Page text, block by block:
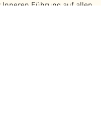
Führung auf allen